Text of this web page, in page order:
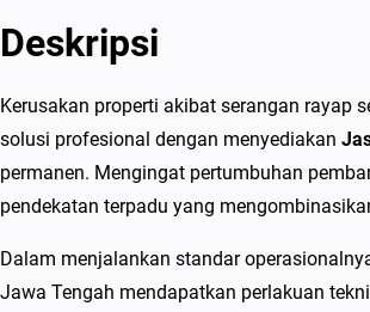
Deskripsi
Kerusakan properti akibat serangan rayap
solusi profesional dengan menyediakan
permanen. Mengingat pertumbuhan
pendekatan terpadu yang
Dalam menjalankan standar
Jawa Tengah mendapatkan perlakuan